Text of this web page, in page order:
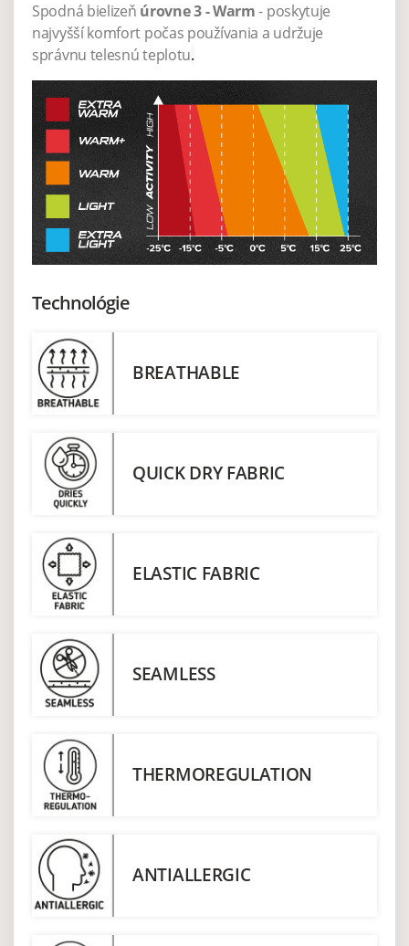
Spodná bielizeň úrovne 3 - Warm- poskytuje
najvyšší komfort počas používania a udržuje
správnu telesnú teplotu.
Technológie
BREATHABLE
QUICK DRY FABRIC
ELASTIC FABRIC
SEAMLESS
THERMOREGULATION
ANTIALLERGIC